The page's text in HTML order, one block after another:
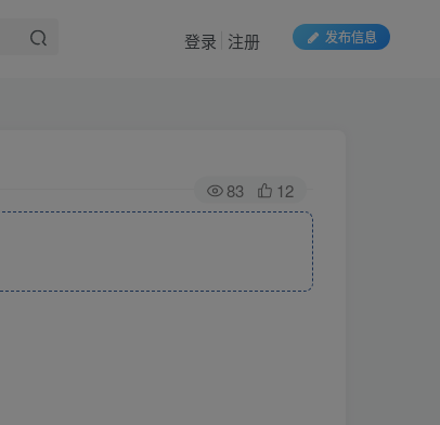
发布信息
登录 注册
83 12